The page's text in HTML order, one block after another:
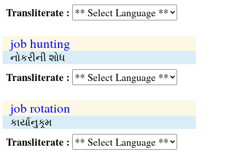
:
job hunting
નોકરીની શોધ
:
job rotation
કાર્યાનુક્ર્મ
: